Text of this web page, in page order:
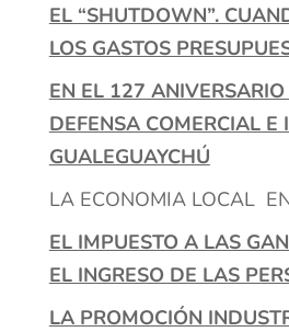
EL “SHUTDOWN”.
LOS GASTOS
EN EL 127
DEFENSA COMERCIAL E
GUALEGUAYCHÚ
LA ECONOMIA LOCAL
EL IMPUESTO A LAS
EL INGRESO DE LAS
LA PROMOCIÓN